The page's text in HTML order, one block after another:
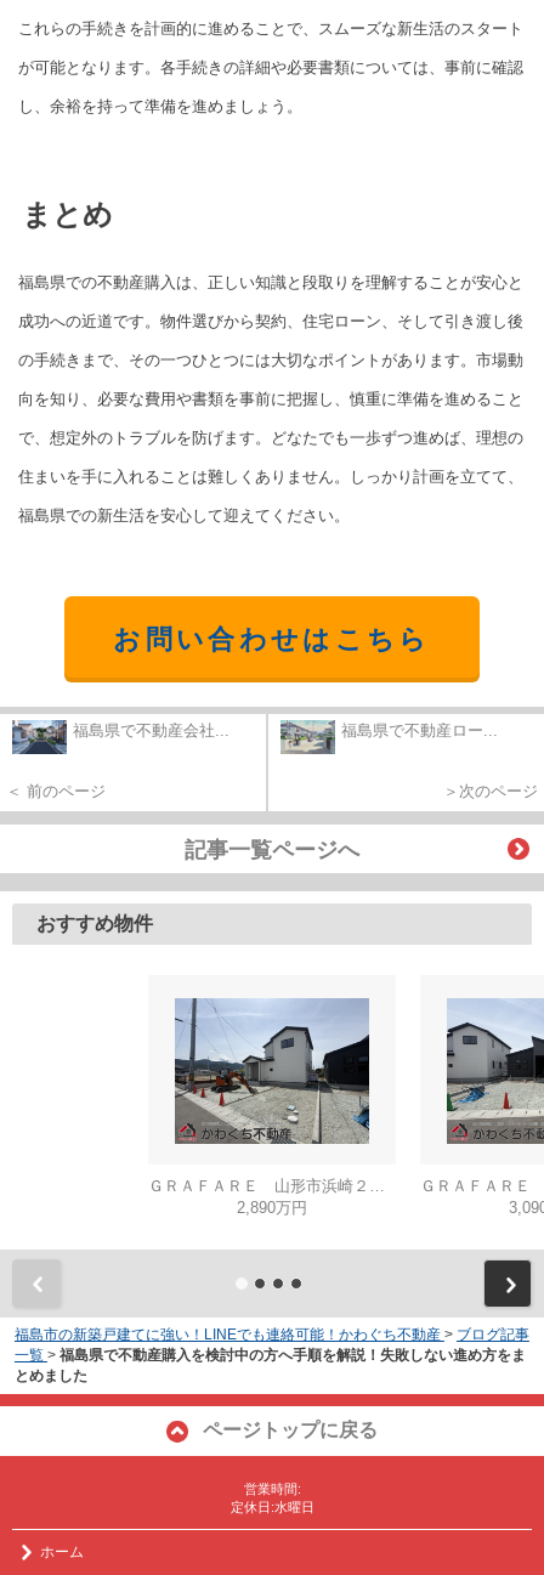
これらの手続きを計画的に進めることで、スムーズな新生活のスタート
が可能となります。各手続きの詳細や必要書類については、事前に確認
し、余裕を持って準備を進めましょう。
まとめ
福島県での不動産購入は、正しい知識と段取りを理解することが安心と
成功への近道です。物件選びから契約、住宅ローン、そして引き渡し後
の手続きまで、その一つひとつには大切なポイントがあります。市場動
向を知り、必要な費用や書類を事前に把握し、慎重に準備を進めること
で、想定外のトラブルを防げます。どなたでも一歩ずつ進めば、理想の
住まいを手に入れることは難しくありません。しっかり計画を立てて、
福島県での新生活を安心して迎えてください。
お問い合わせはこちら
福島県で不動産会社...
＜ 前のページ
福島県で不動産ロー...
＞次のページ
記事一覧ページへ
おすすめ物件
ＧＲＡＦＡＲＥ 山形市浜崎２期 ３号棟
2,890万円
福島市の新築戸建てに強い！LINEでも連絡可能！かわぐち不動産 > ブログ記事
一覧 > 福島県で不動産購入を検討中の方へ手順を解説！失敗しない進め方をま
とめました
ページトップに戻る
営業時間:
定休日:水曜日
ホーム